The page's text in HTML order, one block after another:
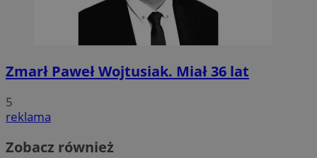
Zmarł Paweł Wojtusiak. Miał 36 lat
5
reklama
Zobacz również